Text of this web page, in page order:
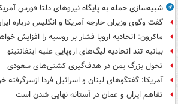
شبیه‌سازی حمله به پایگاه نیروهای دلتا فورس
گفت وگوی وزیران خارجه آمریکا و انگلیس درباره
ماکرون: اتحادیه اروپا فشار بر روسیه را افزایش
بیانیه تند اتحادیه لیگ‌های اروپایی علیه اینفانتینو
تحول بزرگ یمن در هدف‌گیری کشتی‌های سعودی
آمریکا: گفتگوهای لبنان و اسرائیل فردا ازسرگرفته
تفاهم ایران و عمان در آستانه نهایی شدن است